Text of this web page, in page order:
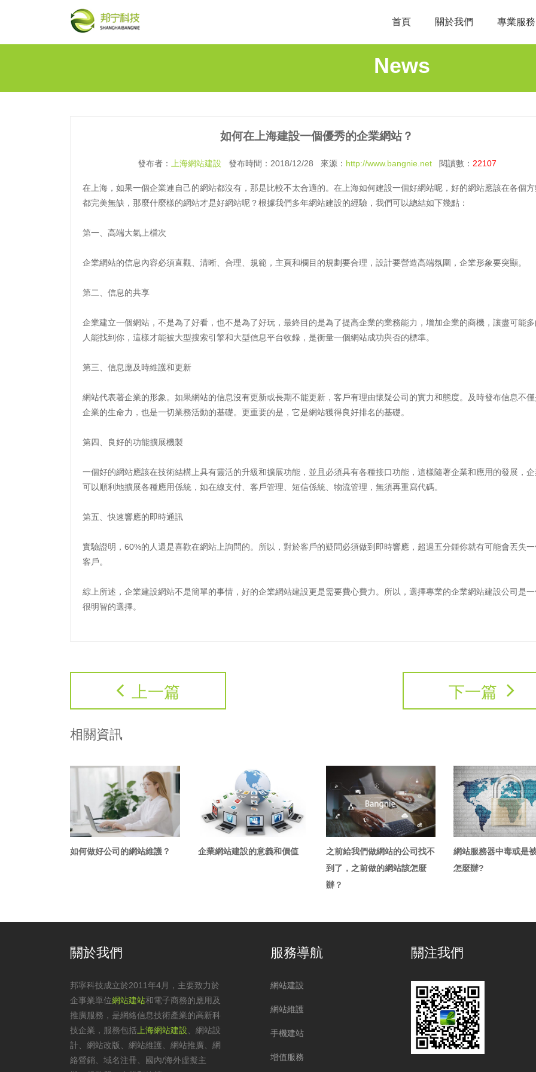
首頁 關於我們 專業服務
News
如何在上海建設一個優秀的企業網站？
發布者： 上海網站建設 發布時間：2018/12/28 來源： http://www.bangnie.net閱讀數： 22107
在上海，如果一個企業連自己的網站都沒有，那是比較不太合適的。在上海如何建設一個好網站呢，好的網站應該在各個
都完美無缺，那麼什麼樣的網站才是好網站呢？根據我們多年網站建設的經驗，我們可以總結如下幾點：
第一、高端大氣上檔次
企業網站的信息內容必須直觀、清晰、合理、規範，主頁和欄目的規劃要合理，設計要營造高端氛圍，企業形象要突顯。
第二、信息的共享
企業建立一個網站，不是為了好看，也不是為了好玩，最終目的是為了提高企業的業務能力，增加企業的商機，讓盡可能
人能找到你，這樣才能被大型搜索引擎和大型信息平台收錄，是衡量一個網站成功與否的標準。
第三、信息應及時維護和更新
網站代表著企業的形象。如果網站的信息沒有更新或長期不能更新，客戶有理由懷疑公司的實力和態度。及時發布信息不
企業的生命力，也是一切業務活動的基礎。更重要的是，它是網站獲得良好排名的基礎。
第四、良好的功能擴展機製
一個好的網站應該在技術結構上具有靈活的升級和擴展功能，並且必須具有各種接口功能，這樣隨著企業和應用的發展，
可以順利地擴展各種應用係統，如在線支付、客戶管理、短信係統、物流管理，無須再重寫代碼。
第五、快速響應的即時通訊
實驗證明，60%的人還是喜歡在網站上詢問的。所以，對於客戶的疑問必須做到即時響應，超過五分鍾你就有可能會丟失
客戶。
綜上所述，企業建設網站不是簡單的事情，好的企業網站建設更是需要費心費力。所以，選擇專業的企業網站建設公司是
很明智的選擇。
上一篇 下一篇
相關資訊
如何做好公司的網站維護？ 企業網站建設的意義和價值
之前給我們做網站的公司找不
到了，之前做的網站該怎麼
辦？
網站服務器中毒或是
怎麼辦?
關於我們
邦寧科技成立於2011年4月，主要致力於
企事業單位網站建站和電子商務的應用及
推廣服務，是網絡信息技術產業的高新科
技企業，服務包括 上海網站建設
網站設
計
網站改版 網站維護 、網站推廣、網
絡營銷、域名注冊、國內/海外虛擬主
服務導航
網站建設
網站維護
手機建站
增值服務
關注我們